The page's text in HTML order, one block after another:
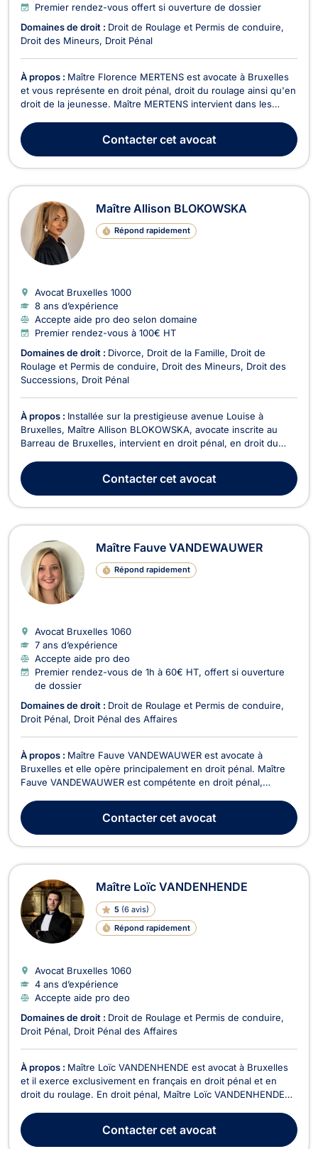
Premier rendez-vous offert si ouverture de dossier
Domaines de droit : Droit de Roulage et Permis de conduire
Droit des Mineurs Droit Pénal
À propos : Maître Florence MERTENS est avocate à Bruxelles
et vous représente en droit pénal, droit du roulage ainsi qu'en
droit de la jeunesse. Maître MERTENS intervient dans les
stupéfiants, de violences intrafamiliales, de coups et
blessures, de vols ou encore d'aff...
Contactercet avocat
Maître Allison BLOKOWSKA
Répond rapidement
Avocat Bruxelles 1000
8 ans d’expérience
Accepte aide pro deo selon domaine
Premier rendez-vous à 100€ HT
Domaines de droit : Divorce Droit de la Famille
Droit de
Roulage et Permis de conduire
Droit des Mineurs Droit des
Successions Droit Pénal
À propos : Installée sur la prestigieuse avenue Louise à
Bruxelles, Maître Allison BLOKOWSKA, avocate inscrite au
Barreau de Bruxelles, intervient en droit pénal, en droit du
divorce ainsi qu'en droit de la jeunesse. Diplômée d'un master
en droit obtenu avec grande distinc...
Contactercet avocat
Maître Fauve VANDEWAUWER
Répond rapidement
Avocat Bruxelles 1060
7 ans d’expérience
Accepte aide pro deo
Premier rendez-vous de 1h à 60€ HT, offert si ouverture
de dossier
Domaines de droit : Droit de Roulage et Permis de conduire
Droit Pénal Droit Pénal des Affaires
À propos : Maître Fauve VANDEWAUWER est avocate à
Bruxelles et elle opère principalement en droit pénal. Maître
Fauve VANDEWAUWER est compétente en droit pénal,
elle vous conseille et vous représente en cas de poursuite
pour abus de confiance, corruption, escroquerie, ou pour...
Contactercet avocat
Maître Loïc VANDENHENDE
5 (6 avis)
Répond rapidement
Avocat Bruxelles 1060
4 ans d’expérience
Accepte aide pro deo
Domaines de droit : Droit de Roulage et Permis de conduire
Droit Pénal Droit Pénal des Affaires
À propos : Maître Loïc VANDENHENDE est avocat à Bruxelles
et il exerce exclusivement en français en droit pénal et en
droit du roulage. En droit pénal, Maître Loïc VANDENHENDE
que les victimes d'infractions. Il accompagne ses clients à
toutes les étapes de la procédure pénal...
Contactercet avocat